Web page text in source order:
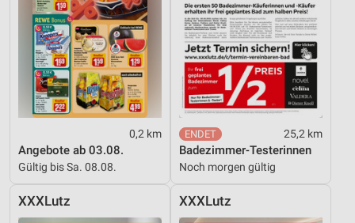
0,2 km
Angebote ab 03.08.
Gültig bis Sa. 08.08.
25,2 km
Badezimmer-Testerinnen
Noch morgen gültig
XXXLutz XXXLutz